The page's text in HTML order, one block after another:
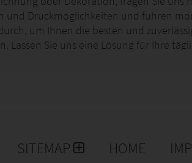
und Druckmöglichkeiten und führen
um Ihnen die besten und
Lassen Sie uns eine Lösung für Ihre
SITEMAP HOME